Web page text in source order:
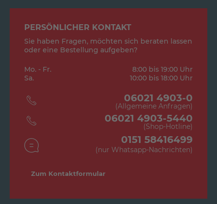
PERSÖNLICHER KONTAKT
Sie haben Fragen, möchten sich beraten lassen
oder eine Bestellung aufgeben?
Mo. - Fr.
8:00 bis 19:00 Uhr
Sa.
10:00 bis 18:00 Uhr
06021 4903-0
(Allgemeine Anfragen)
06021 4903-5440
(Shop-Hotline)
0151 58416499
(nur Whatsapp-Nachrichten)
Zum Kontaktformular